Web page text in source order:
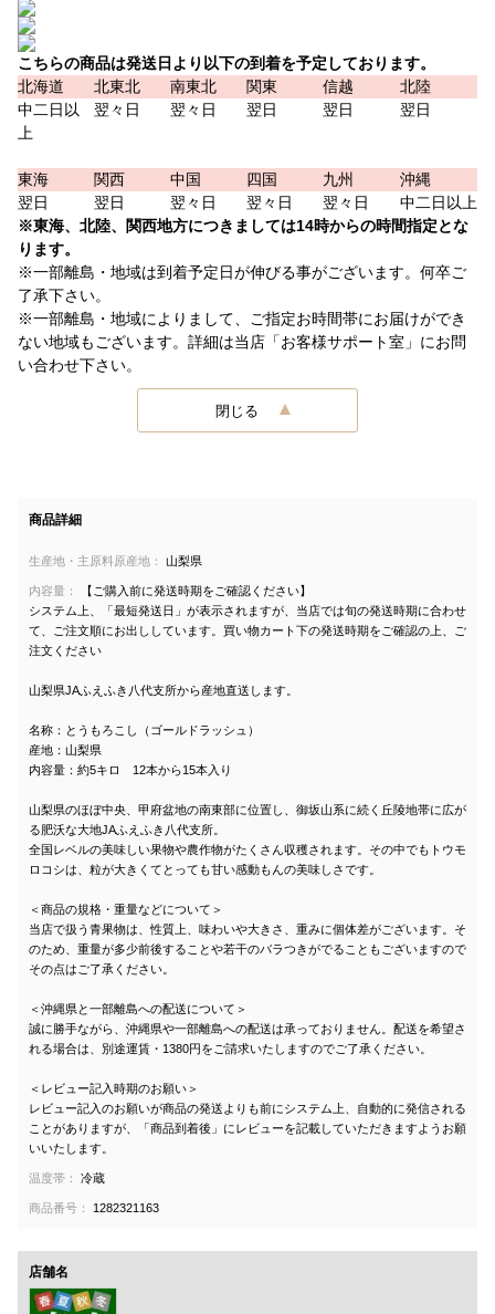
こちらの商品は発送日より以下の到着を予定しております。
北海道
北東北 南東北 関東 信越
北陸
中二日以
上
翌々日 翌々日 翌日 翌日 翌日
東海 関西 中国 四国 九州
沖縄
翌日
翌日 翌々日 翌々日 翌々日
中二日以上
※東海、北陸、関西地方につきましては14時からの時間指定とな
ります。
※一部離島・地域は到着予定日が伸びる事がございます。何卒ご
了承下さい。
※一部離島・地域によりまして、ご指定お時間帯にお届けができ
ない地域もございます。詳細は当店「お客様サポート室」にお問
い合わせ下さい。
閉じる
商品詳細
生産地・主原料原産地： 山梨県
内容量：
【ご購入前に発送時期をご確認ください】
システム上、「最短発送日」が表示されますが、当店では旬の発送時期に合わせ
て、ご注文順にお出ししています。買い物カート下の発送時期をご確認の上、ご
注文ください
山梨県JAふえふき八代支所から産地直送します。
名称：とうもろこし（ゴールドラッシュ）
産地：山梨県
内容量：約5キロ 12本から15本入り
山梨県のほぼ中央、甲府盆地の南東部に位置し、御坂山系に続く丘陵地帯に広が
る肥沃な大地JAふえふき八代支所。
全国レベルの美味しい果物や農作物がたくさん収穫されます。その中でもトウモ
ロコシは、粒が大きくてとっても甘い感動もんの美味しさです。
＜商品の規格・重量などについて＞
当店で扱う青果物は、性質上、味わいや大きさ、重みに個体差がございます。そ
のため、重量が多少前後することや若干のバラつきがでることもございますので
その点はご了承ください。
＜沖縄県と一部離島への配送について＞
誠に勝手ながら、沖縄県や一部離島への配送は承っておりません。配送を希望さ
れる場合は、別途運賃・1380円をご請求いたしますのでご了承ください。
＜レビュー記入時期のお願い＞
レビュー記入のお願いが商品の発送よりも前にシステム上、自動的に発信される
ことがありますが、「商品到着後」にレビューを記載していただきますようお願
いいたします。
温度帯： 冷蔵
商品番号： 1282321163
店舗名